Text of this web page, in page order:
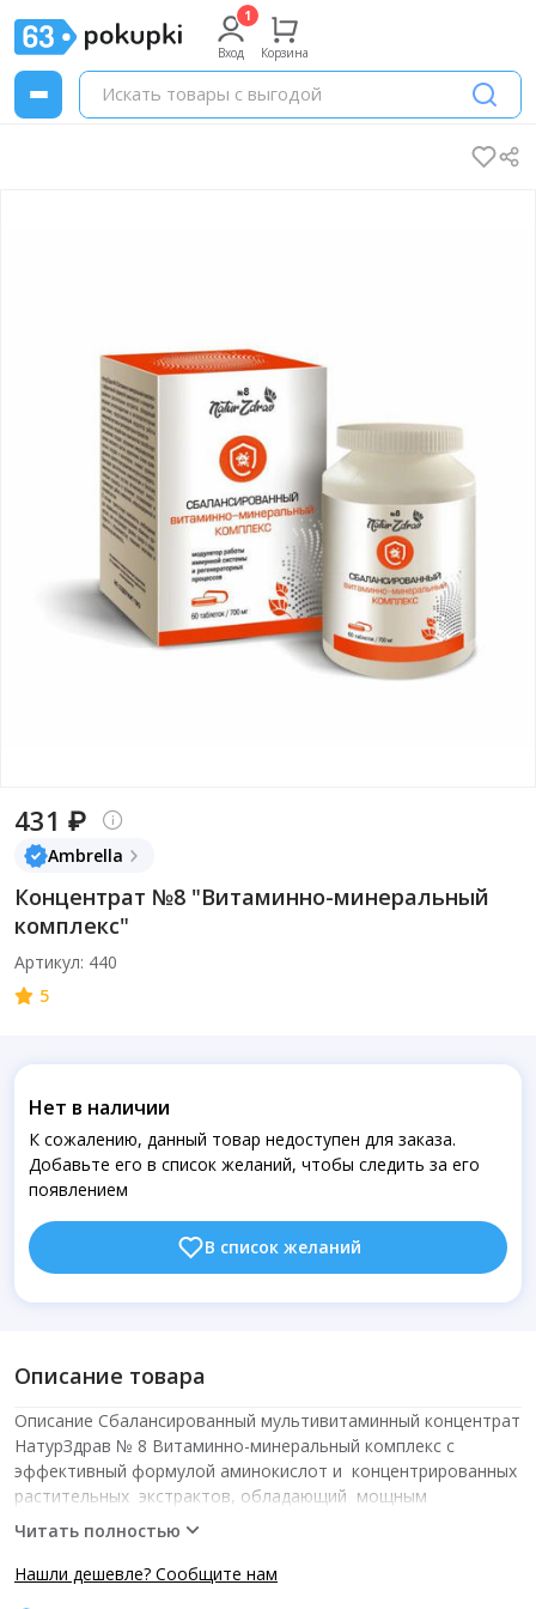
Вход Корзина
431 ₽
Ambrella
Концентрат №8 "Витаминно-минеральный
комплекс"
Артикул: 440
5
Нет в наличии
К сожалению, данный товар недоступен для заказа.
Добавьте его в список желаний, чтобы следить за его
появлением
В список желаний
Описание товара
Описание Сбалансированный мультивитаминный концентрат
НатурЗдрав № 8 Витаминно-минеральный комплекс с
эффективный формулой аминокислот и концентрированных
растительных экстрактов, обладающий мощным
антиоксидантным и ангиопротекторным действием,
регенераторных процессов. Применение эффективных
Читать полностью
Нашли дешевле? Сообщите нам